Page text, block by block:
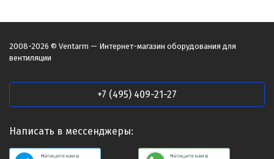
2008-2026 © Ventarm — Интернет-магазин оборудования для
вентиляции
+7 (495) 409-21-27
Написать в мессенджеры: